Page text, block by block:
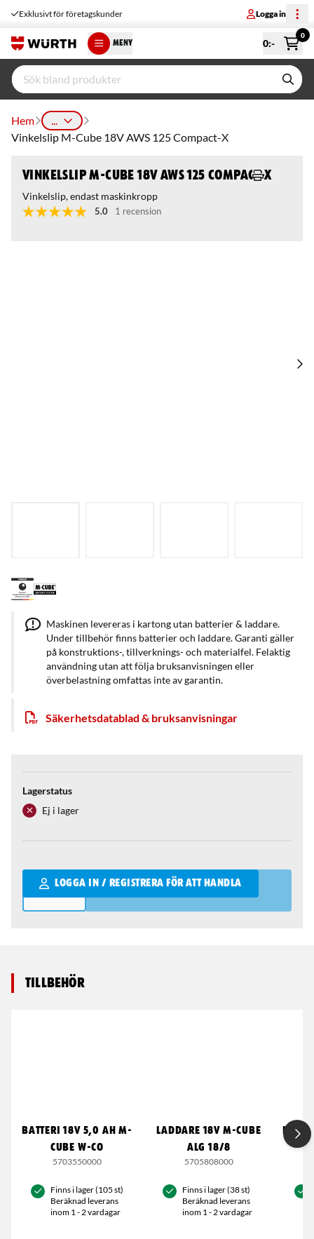
Exklusivt för företagskunder Logga in
MENY 0:-
0
Hem
...
Vinkelslip M-Cube 18V AWS 125 Compact-X
Vinkelslip M-Cube 18V AWS 125 Compact-X
Vinkelslip, endast maskinkropp
5.0 1 recension
Maskinen levereras i kartong utan batterier & laddare.
Under tillbehör finns batterier och laddare. Garanti gäller
på konstruktions-, tillverknings- och materialfel. Felaktig
användning utan att följa bruksanvisningen eller
överbelastning omfattas inte av garantin.
Säkerhetsdatablad & bruksanvisningar
Lagerstatus
Ej i lager
LOGGA IN / REGISTRERA FÖR ATT HANDLA
Qantity
Tillbehör
BATTERI 18V 5,0 AH M-
CUBE W-CO
5703550000
Finns i lager (105 st)
Beräknad leverans
inom 1 - 2 vardagar
LADDARE 18V M-CUBE
ALG 18/8
5705808000
Finns i lager (38 st)
Beräknad leverans
inom 1 - 2 vardagar